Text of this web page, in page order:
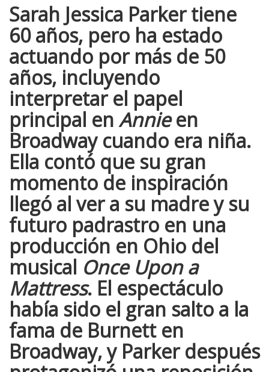
Sarah Jessica Parkertiene
60 años, pero ha estado
actuando por más de 50
años, incluyendo
interpretar el papel
principal enAnnieen
Broadway cuando era niña.
Ella contó que su gran
momento de inspiración
llegó al ver a su madre y su
futuro padrastro en una
producción en Ohio del
musical Once Upon a
Mattress. El espectáculo
había sido el gran salto a la
fama de Burnetten
Broadway, y Parkerdespués